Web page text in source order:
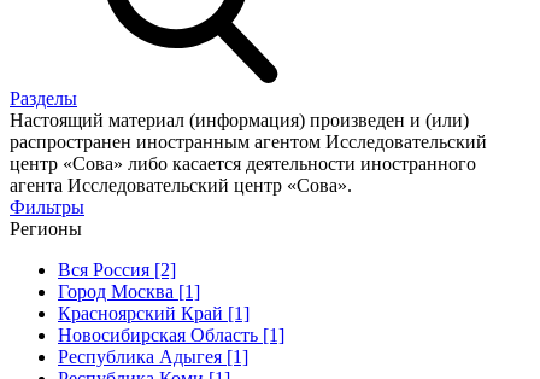
Разделы
Настоящий материал (информация) произведен и (или)
распространен иностранным агентом Исследовательский
центр «Сова» либо касается деятельности иностранного
агента Исследовательский центр «Сова».
Фильтры
Регионы
Вся Россия [2]
Город Москва [1]
Красноярский Край [1]
Новосибирская Область [1]
Республика Адыгея [1]